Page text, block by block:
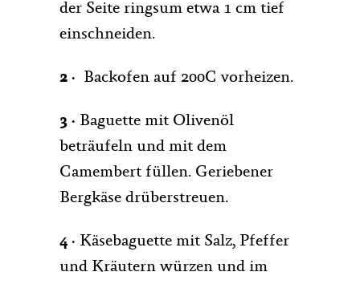
der Seite ringsum etwa 1 cm tief
einschneiden.
2 · Backofen auf 200C vorheizen.
3 · Baguette mit Olivenöl
beträufeln und mit dem
Camembert füllen. Geriebener
Bergkäse drüberstreuen.
4 · Käsebaguette mit Salz, Pfeffer
und Kräutern würzen und im